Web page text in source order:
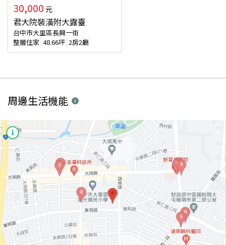
30,000 元
君大院裝潢附大露臺
台中市大里區長興一街
整層住家 48.66坪 2房2廳
周邊生活機能